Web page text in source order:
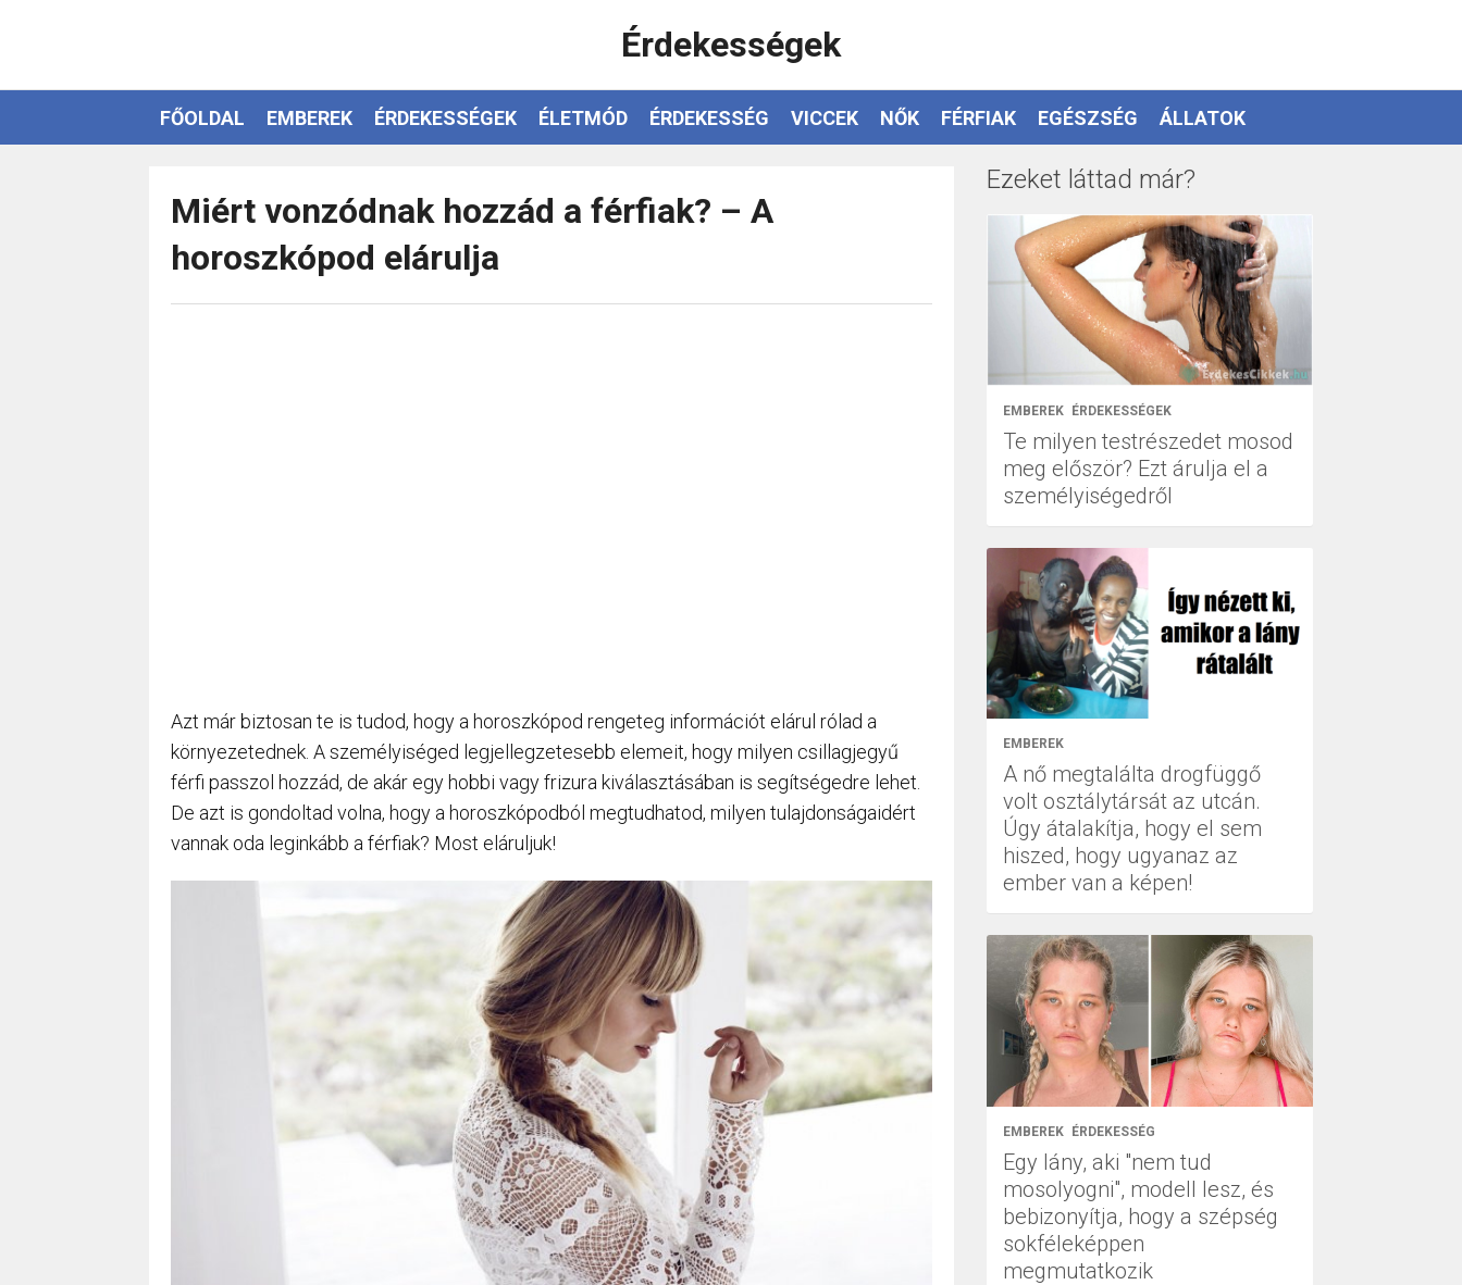
Érdekességek
FŐOLDAL EMBEREK ÉRDEKESSÉGEK ÉLETMÓD ÉRDEKESSÉG VICCEK NŐK FÉRFIAK EGÉSZSÉG ÁLLATOK
Miért vonzódnak hozzád a férfiak? – A
horoszkópod elárulja
Azt már biztosan te is tudod, hogy a horoszkópod rengeteg információt elárul rólad a
környezetednek. A személyiséged legjellegzetesebb elemeit, hogy milyen csillagjegyű
férfi passzol hozzád, de akár egy hobbi vagy frizura kiválasztásában is segítségedre lehet.
De azt is gondoltad volna, hogy a horoszkópodból megtudhatod, milyen tulajdonságaidért
vannak oda leginkább a férfiak? Most eláruljuk!
Ezeket láttad már?
EMBEREK ÉRDEKESSÉGEK
Te milyen testrészedet mosod
meg először? Ezt árulja el a
személyiségedről
EMBEREK
A nő megtalálta drogfüggő
volt osztálytársát az utcán.
Úgy átalakítja, hogy el sem
hiszed, hogy ugyanaz az
ember van a képen!
EMBEREK ÉRDEKESSÉG
Egy lány, aki "nem tud
mosolyogni", modell lesz, és
bebizonyítja, hogy a szépség
sokféleképpen
megmutatkozik